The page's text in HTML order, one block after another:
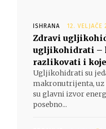
ISHRANA 12. VELJAČE
Zdravi
ugljikohidrati –
razlikovati i
Ugljikohidrati su
makronutrijenta, uz
su glavni izvor
posebno...